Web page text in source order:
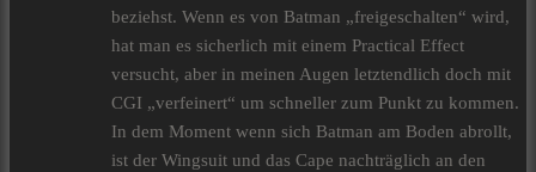
beziehst. Wenn es von Batman „freigeschalten“ wird,
hat man es sicherlich mit einem Practical Effect
versucht, aber in meinen Augen letztendlich doch mit
CGI „verfeinert“ um schneller zum Punkt zu kommen.
In dem Moment wenn sich Batman am Boden abrollt,
ist der Wingsuit und das Cape nachträglich an den